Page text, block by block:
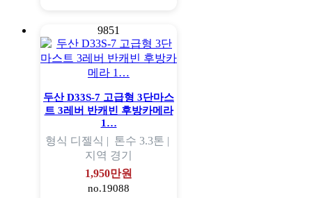
9851
두산 D33S-7 고급형 3단마스
트 3레버 반캐빈 후방카메라
1…
형식 디젤식 | 톤수 3.3톤 |
지역 경기
1,950만원
no.19088